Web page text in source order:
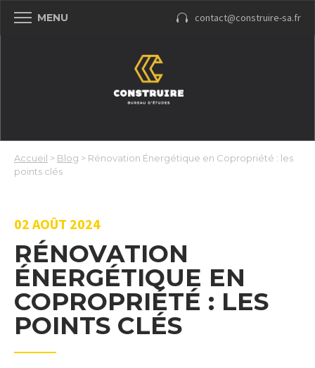
MENU contact@construire-sa.fr
Accueil > Blog > Rénovation Énergétique en Copropriété : les
points clés
02 AOÛT 2024
RÉNOVATION
ÉNERGÉTIQUE EN
COPROPRIÉTÉ : LES
POINTS CLÉS